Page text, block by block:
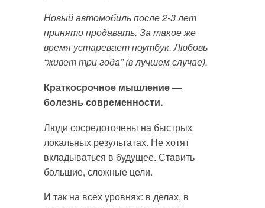
Новый автомобиль после 2-3 лет
принято продавать. За такое же
время устаревает ноутбук. Любовь
“живет три года” (в лучшем случае).
Краткосрочное мышление —
болезнь современности.
Люди сосредоточены на быстрых
локальных результатах. Не хотят
вкладываться в будущее. Ставить
большие, сложные цели.
И так на всех уровнях: в делах, в